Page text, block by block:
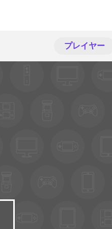
プレイヤー